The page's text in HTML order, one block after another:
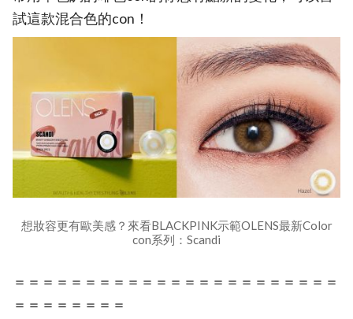
試這款混合色的con！
想妝容更有歐美感？來看BLACKPINK示範OLENS最新Color
con系列：Scandi
＝＝＝＝＝＝＝＝＝＝＝＝＝＝＝＝＝＝＝＝＝＝＝
＝＝＝＝＝＝＝＝